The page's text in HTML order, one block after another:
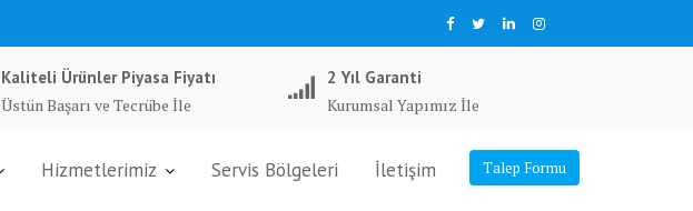
Kaliteli Ürünler Piyasa Fiyatı
Üstün Başarı ve Tecrübe İle
2 Yıl Garanti
Kurumsal Yapımız İle
Talep Formu
Hizmetlerimiz Servis Bölgeleri İletişim